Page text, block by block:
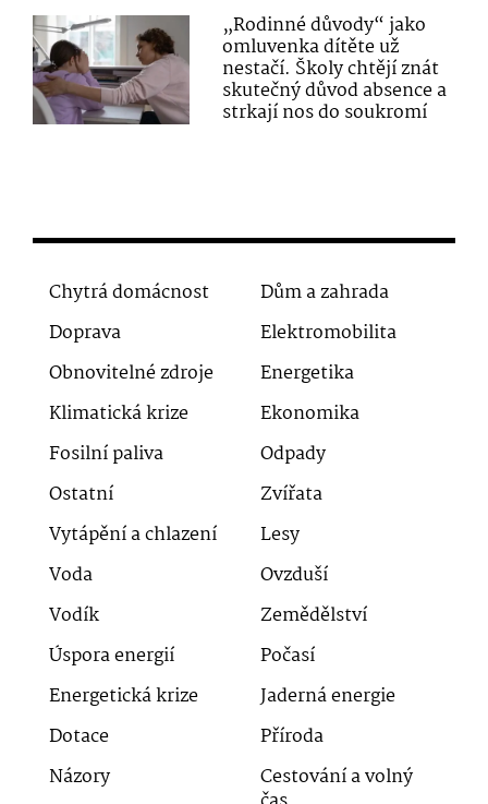
„Rodinné důvody“ jako
omluvenka dítěte už
nestačí. Školy chtějí znát
skutečný důvod absence a
strkají nos do soukromí
Chytrá domácnost
Dům a zahrada
Doprava
Elektromobilita
Obnovitelné zdroje
Energetika
Klimatická krize
Ekonomika
Fosilní paliva
Odpady
Ostatní
Zvířata
Vytápění a chlazení
Lesy
Voda
Ovzduší
Vodík
Zemědělství
Úspora energií
Počasí
Energetická krize
Jaderná energie
Dotace
Příroda
Názory
Cestování a volný